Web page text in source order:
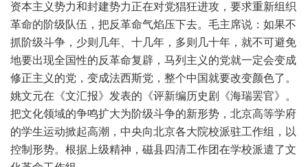
资本主义势力和封建势力正在对党猖狂进攻，要求重新组织
革命的阶级队伍，把反革命气焰压下去。毛主席说：如果不
抓阶级斗争，少则几年、十几年，多则几十年，就不可避免
地要出现全国性的反革命复辟，马列主义的党就一定会变成
修正主义的党，变成法西斯党，整个中国就要改变颜色了。
姚文元在《文汇报》发表的《评新编历史剧《海瑞罢官》。
把文化领域的争鸣扩大为阶级斗争的新形势，北京高等学府
的学生运动掀起高潮，中央向北京各大院校派驻工作组，以
控制形势。根据上级精神，磁县四清工作团在学校派遣了文